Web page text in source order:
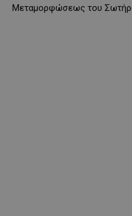
Μεταμορφώσεως του